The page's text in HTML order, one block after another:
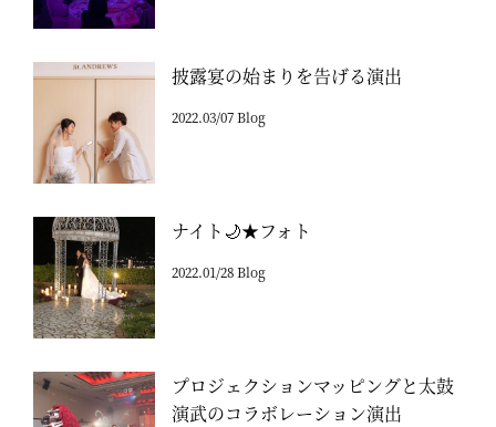
披露宴の始まりを告げる演出
2022.03/07 Blog
ナイト🌙★フォト
2022.01/28 Blog
プロジェクションマッピングと太鼓
演武のコラボレーション演出